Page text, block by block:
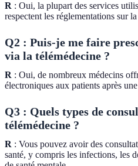
R : Oui, la plupart des services
respectent les réglementations sur
Q2 : Puis-je me faire
via la télémédecine ?
R : Oui, de nombreux médecins
électroniques aux patients après
Q3 : Quels types de
télémédecine ?
R : Vous pouvez avoir des
santé, y compris les infections, les